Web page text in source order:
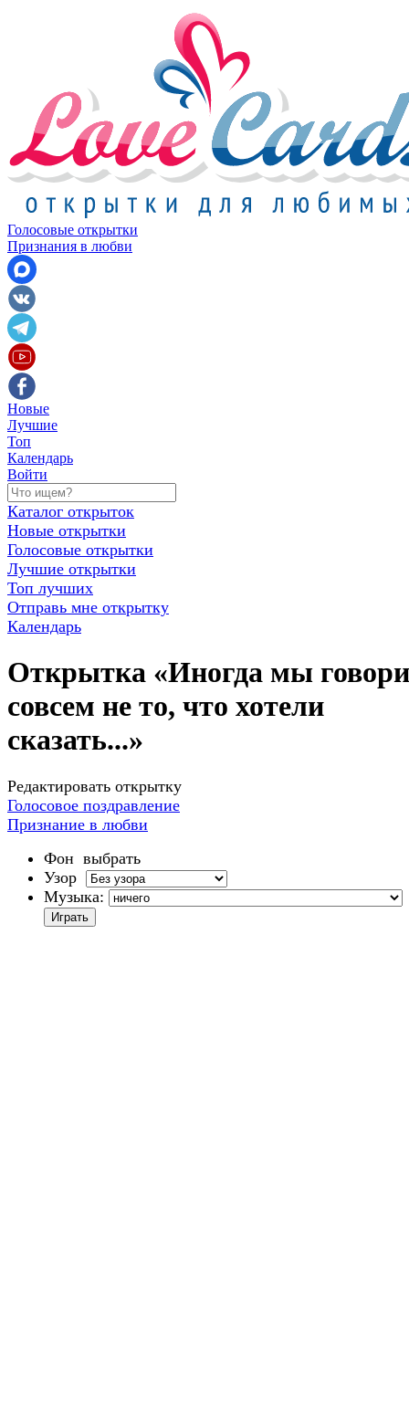
Голосовые открытки
Признания в любви
Новые
Лучшие
Топ
Календарь
Войти
Каталог открыток
Новые открытки
Голосовые открытки
Лучшие открытки
Топ лучших
Отправь мне открытку
Календарь
Открытка «Иногда мы
совсем не то, что хотели
сказать...»
Редактировать открытку
Голосовое поздравление
Признание в любви
Фон выбрать
Узор
Музыка: